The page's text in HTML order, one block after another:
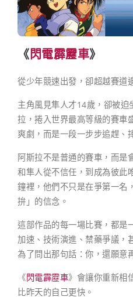
《閃電霹靂車》
從少年競速出發，卻超越賽道
主角風見隼人才14歲，卻被
拉，捲入世界最高等級的賽車
爽劇，而是一段一步步追趕、
阿斯拉不是普通的賽車，而是
和隼人從不信任，到成為彼此
鐘裡，他們不只是在爭第一名
拚」的信念。
這部作品的每一場比賽，都是
加速、技術演進、禁藥爭議
為了問出那句話：你，還願意
《閃電霹靂車》會讓你重新相
比昨天的自己更快。